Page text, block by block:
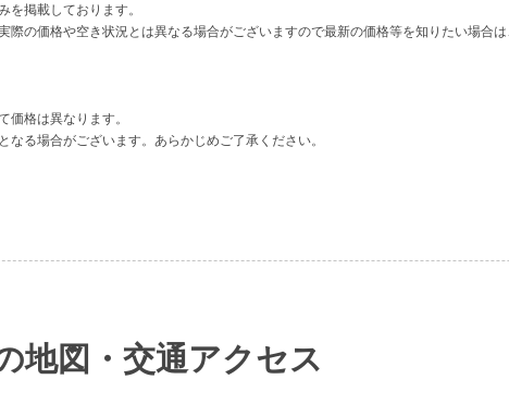
掲載しております。
際の価格や空き状況とは異なる場合がございますので最新の価格等を知りたい場合
価格は異なります。
る場合がございます。あらかじめご了承ください。
地図・交通アクセス